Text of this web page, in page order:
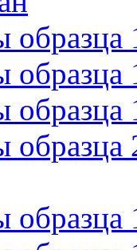
образца
образца
образца
образца